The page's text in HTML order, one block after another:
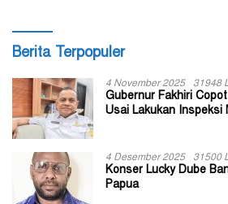
Berita Terpopuler
4 November 2025 31948
Gubernur Fakhiri
Usai Lakukan Inspeksi
4 Desember 2025 31500
Konser Lucky Dube
Papua